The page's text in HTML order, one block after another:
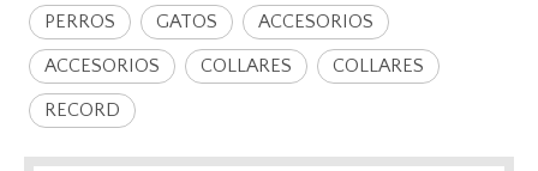
PERROS
GATOS ACCESORIOS
ACCESORIOS COLLARES COLLARES
RECORD